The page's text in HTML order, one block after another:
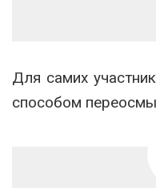
Для самих
способом